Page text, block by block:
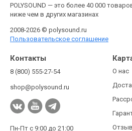
POLYSOUND — это более 40 000
ниже чем в других магазинах
2008-2026 © polysound.ru
Пользовательское соглашение
Контакты
8 (800) 555-27-54
shop@polysound.ru
Пн-Пт с 9:00 до 21:00
О нас